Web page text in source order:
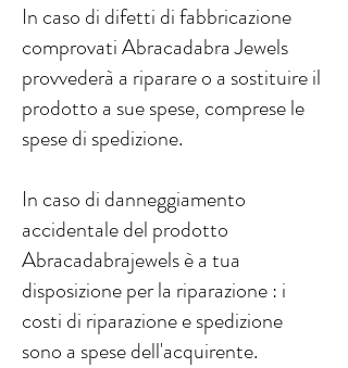
In caso di difetti di fabbricazione
comprovati Abracadabra Jewels
provvederà a riparare o a sostituire il
prodotto a sue spese, comprese le
spese di spedizione.
In caso di danneggiamento
accidentale del prodotto
Abracadabrajewels è a tua
disposizione per la riparazione : i
costi di riparazione e spedizione
sono a spese dell'acquirente.